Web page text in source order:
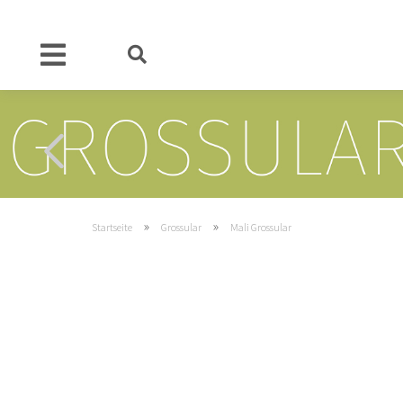
Startseite » Grossular » Mali Grossular